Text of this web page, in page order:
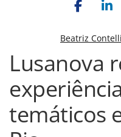
Beatriz Contelli
Lusanova
temáticos